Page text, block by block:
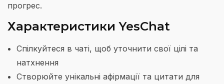
прогрес.
Характеристики YesChat
Спілкуйтеся в чаті, щоб уточнити свої цілі та
натхнення
Створюйте унікальні афірмації та цитати для